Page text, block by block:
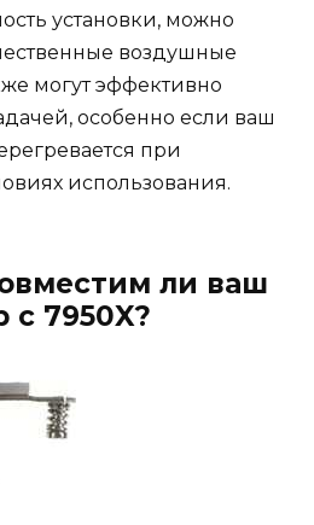
установки, можно
воздушные
могут эффективно
особенно если ваш
при
использования.
ли ваш
с 7950X?